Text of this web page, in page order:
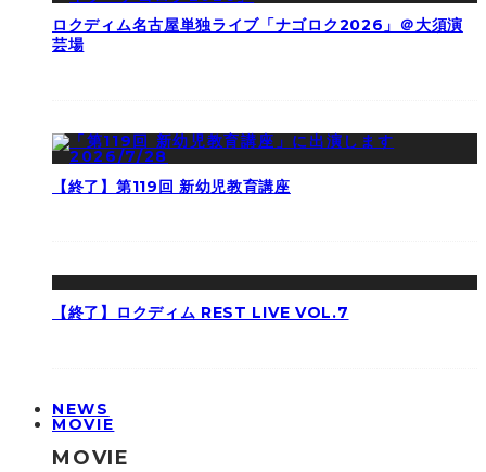
ロクディム名古屋単独ライブ「ナゴロク2026」＠大須演
芸場
【終了】第119回 新幼児教育講座
【終了】ロクディム REST LIVE VOL.7
NEWS
MOVIE
MOVIE